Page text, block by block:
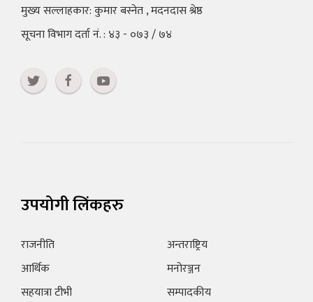
मुख्य सल्लाहकार: कुमार बस्नेत , मदनदास श्रेष्ठ
सूचना विभाग दर्ता नं. : ४३ - ०७३ / ७४
उपयोगी लिंकहरु
राजनीति
आर्थिक
सहयात्रा टीभी
अन्तराष्ट्रिय
मनोरञ्जन
सम्पादकीय